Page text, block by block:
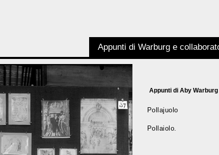
Appunti di Warburg e
Appunti di Aby Warburg
Pollajuolo
Pollaiolo.